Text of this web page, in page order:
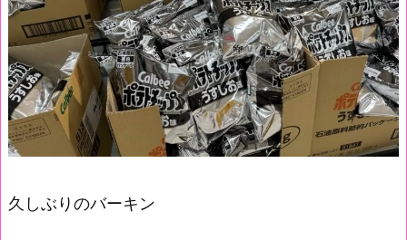
久しぶりのバーキン